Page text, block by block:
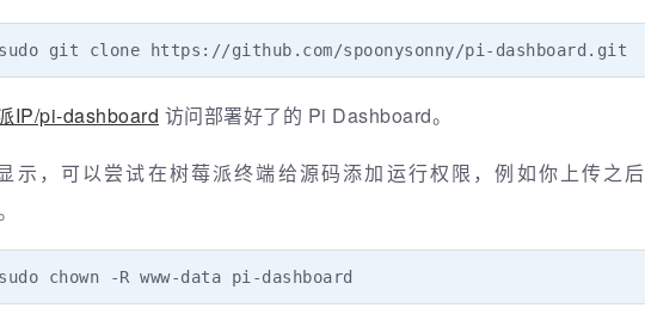
git clone https://github.com/spoonysonny/pi-dashboard.git
IP/pi-dashboard 访问部署好了的 Pi Dashboard。
示，可以尝试在树莓派终端给源码添加运行权限，例如你上传之
chown -R www-data pi-dashboard